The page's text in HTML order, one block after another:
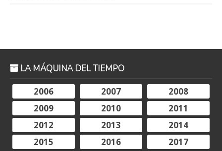
LA MÁQUINA DEL TIEMPO
2006
2007
2008
2009
2010
2011
2012
2013
2014
2015
2016
2017